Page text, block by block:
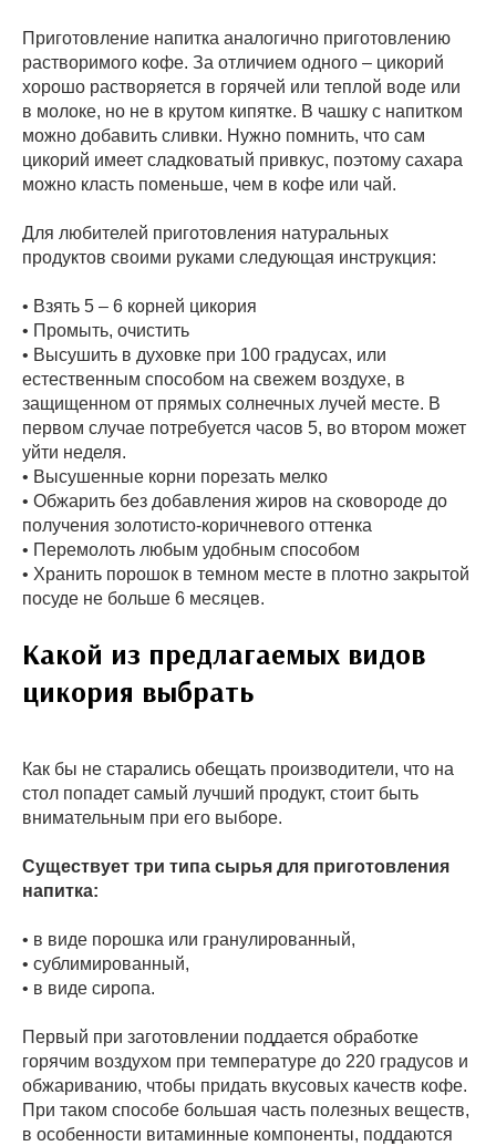
Приготовление напитка аналогично приготовлению
растворимого кофе. За отличием одного – цикорий
хорошо растворяется в горячей или теплой воде или
в молоке, но не в крутом кипятке. В чашку с напитком
можно добавить сливки. Нужно помнить, что сам
цикорий имеет сладковатый привкус, поэтому сахара
можно класть поменьше, чем в кофе или чай.
Для любителей приготовления натуральных
продуктов своими руками следующая инструкция:
• Взять 5 – 6 корней цикория
• Промыть, очистить
• Высушить в духовке при 100 градусах, или
естественным способом на свежем воздухе, в
защищенном от прямых солнечных лучей месте. В
первом случае потребуется часов 5, во втором может
уйти неделя.
• Высушенные корни порезать мелко
• Обжарить без добавления жиров на сковороде до
получения золотисто-коричневого оттенка
• Перемолоть любым удобным способом
• Хранить порошок в темном месте в плотно закрытой
посуде не больше 6 месяцев.
Какой из предлагаемых видов
цикория выбрать
Как бы не старались обещать производители, что на
стол попадет самый лучший продукт, стоит быть
внимательным при его выборе.
Существует три типа сырья для приготовления
напитка:
• в виде порошка или гранулированный,
• сублимированный,
• в виде сиропа.
Первый при заготовлении поддается обработке
горячим воздухом при температуре до 220 градусов и
обжариванию, чтобы придать вкусовых качеств кофе.
При таком способе большая часть полезных веществ,
в особенности витаминные компоненты, поддаются